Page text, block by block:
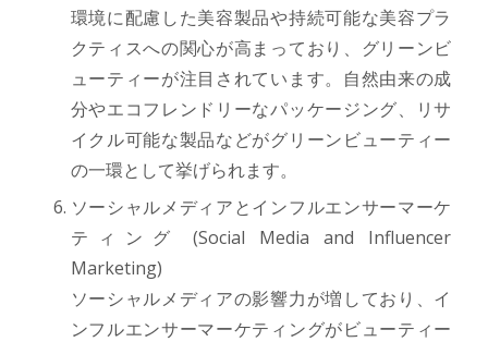
環境に配慮した美容製品や持続可能な美容プラ
クティスへの関心が高まっており、グリーンビ
ューティーが注目されています。自然由来の成
分やエコフレンドリーなパッケージング、リサ
イクル可能な製品などがグリーンビューティー
の一環として挙げられます。
ソーシャルメディアとインフルエンサーマーケ
ティング (Social Media and Influencer
Marketing)
ソーシャルメディアの影響力が増しており、イ
ンフルエンサーマーケティングがビューティー